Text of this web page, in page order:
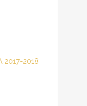
2017-2018